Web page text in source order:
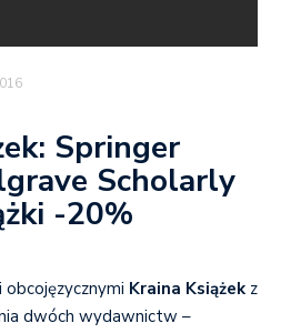
Springer
Scholarly
-20%
obcojęzycznymi Kraina Książekz
dwóch wydawnictw –